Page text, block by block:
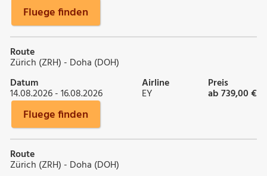
Fluege finden
Route
Zürich (ZRH) - Doha (DOH)
Datum
14.08.2026 - 16.08.2026
Airline
EY
Preis
ab 739,00 €
Fluege finden
Route
Zürich (ZRH) - Doha (DOH)